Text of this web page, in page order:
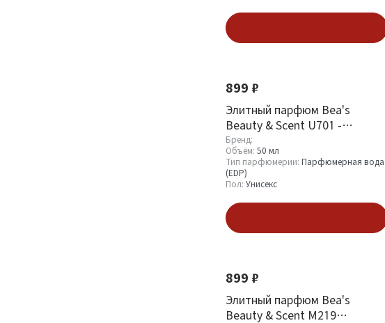
899 ₽
Элитный парфюм Bea's
Beauty & Scent U701 -
Escentric Molecules Escentric
02
Бренд:
Объём: 50 мл
Тип парфюмерии: Парфюмерная вода
(EDP)
Пол: Унисекс
899 ₽
Элитный парфюм Bea's
Beauty & Scent M219